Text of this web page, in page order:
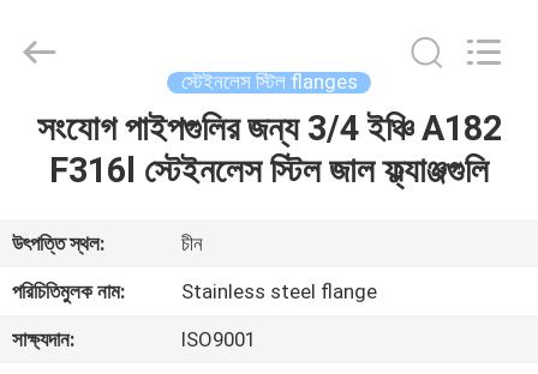
বাড়ি
আমাদের
সম্পর্কে
Foreign
Trade
Reserved.
স্টেইনলেস স্টিল flanges
সংযোগ পাইপগুলির জন্য 3/4 ইঞ্চি A182
F316l স্টেইনলেস স্টিল জাল ফ্ল্যাঞ্জগুলি
উৎপত্তি স্থল:
চীন
পরিচিতিমুলক নাম:
Stainless steel flange
সাক্ষ্যদান:
ISO9001